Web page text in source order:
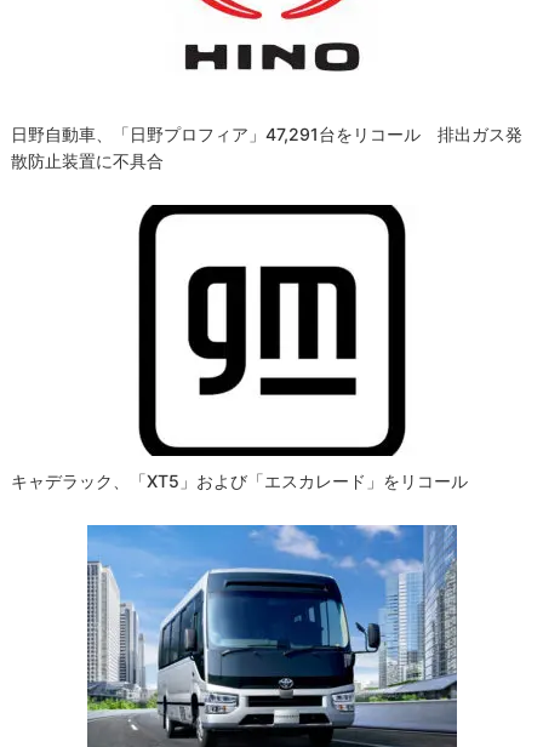
日野自動車、「日野プロフィア」47,291台をリコール 排出ガス発
散防止装置に不具合
キャデラック、「XT5」および「エスカレード」をリコール